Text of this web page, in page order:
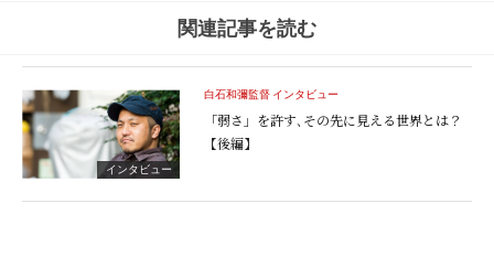
関連記事を読む
インタビュー
白石和彌監督 インタビュー
「弱さ」を許す､ その先に見える世界とは？
【後編】